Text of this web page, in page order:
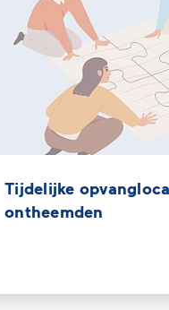
Tijdelijke
ontheemden